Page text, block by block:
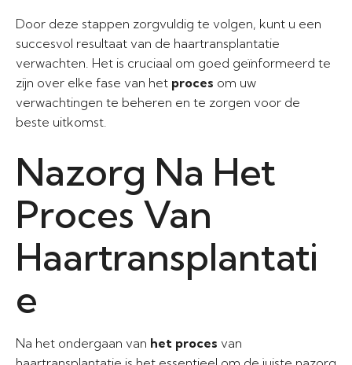
Door deze stappen zorgvuldig te volgen, kunt u een
succesvol resultaat van de haartransplantatie
verwachten. Het is cruciaal om goed geïnformeerd te
zijn over elke fase van het proces om uw
verwachtingen te beheren en te zorgen voor de
beste uitkomst.
Nazorg Na Het
Proces Van
Haartransplantati
e
Na het ondergaan van het proces van